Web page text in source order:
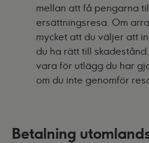
mellan att få pengarna
ersättningsresa. Om
mycket att du väljer att
du ha rätt till
vara för utlägg du har
om du inte genomför
Betalning